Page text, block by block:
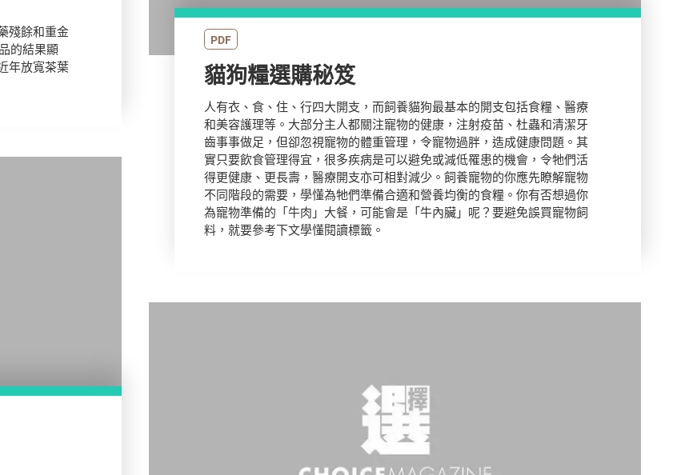
殘餘和重金
的結果顯
年放寬茶葉
PDF
貓狗糧選購秘笈
人有衣、食、住、行四大開支，而飼養貓狗最基本的開支包括食糧、醫療
和美容護理等。大部分主人都關注寵物的健康，注射疫苗、杜蟲和清潔牙
齒事事做足，但卻忽視寵物的體重管理，令寵物過胖，造成健康問題。其
實只要飲食管理得宜，很多疾病是可以避免或減低罹患的機會，令牠們活
得更健康、更長壽，醫療開支亦可相對減少。飼養寵物的你應先瞭解寵物
不同階段的需要，學懂為牠們準備合適和營養均衡的食糧。你有否想過你
為寵物準備的「牛肉」大餐，可能會是「牛內臟」呢？要避免誤買寵物飼
料，就要參考下文學懂閱讀標籤。